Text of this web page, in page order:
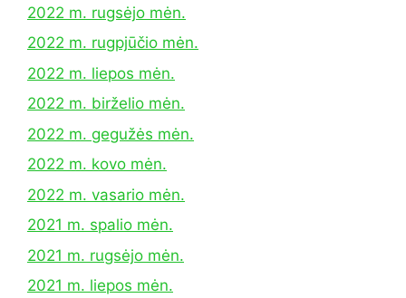
2022 m. rugsėjo mėn.
2022 m. rugpjūčio mėn.
2022 m. liepos mėn.
2022 m. birželio mėn.
2022 m. gegužės mėn.
2022 m. kovo mėn.
2022 m. vasario mėn.
2021 m. spalio mėn.
2021 m. rugsėjo mėn.
2021 m. liepos mėn.